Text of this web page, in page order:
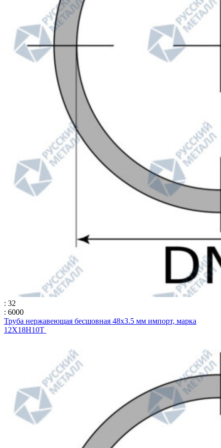
: 32
: 6000
Труба нержавеющая бесшовная 48х3.5 мм импорт, марка
12Х18Н10Т